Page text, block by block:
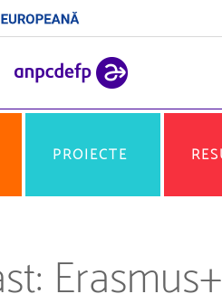
PROIECTE